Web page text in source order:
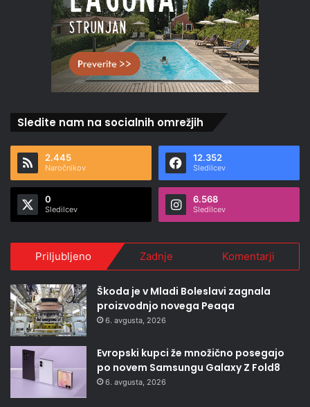
Sledite nam na socialnih omrežjih
2.445
Naročnikov
12.352
Sledilcev
0
Sledilcev
6.568
Sledilcev
Priljubljeno Zadnje Komentarji
Škoda je v Mladi Boleslavi zagnala
proizvodnjo novega Peaqa
6. avgusta, 2026
Evropski kupci že množično posegajo
po novem Samsungu Galaxy Z Fold8
6. avgusta, 2026